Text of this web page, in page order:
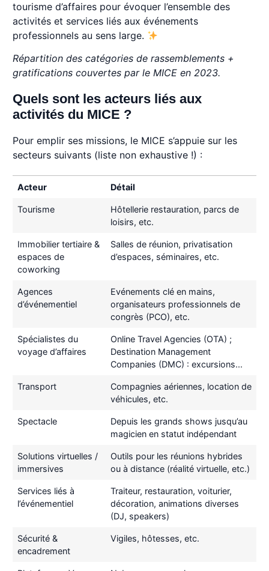
tourisme d’affaires pour évoquer l’ensemble des
activités et services liés aux événements
professionnels au sens large.
Répartition des catégories de rassemblements +
gratifications couvertes par le MICE en 2023.
Quels sont les acteurs liés aux
activités du MICE ?
Pour emplir ses missions, le MICE s’appuie sur les
secteurs suivants (liste non exhaustive !) :
Acteur
Détail
Acteur
Détail
Tourisme
Hôtellerie restauration, parcs de
loisirs, etc.
Immobilier tertiaire &
espaces de
coworking
Salles de réunion, privatisation
d’espaces, séminaires, etc.
Agences
d’événementiel
Evénements clé en mains,
organisateurs professionnels de
congrès (PCO), etc.
Spécialistes du
voyage d’affaires
Online Travel Agencies (OTA) ;
Destination Management
Companies (DMC) : excursions...
Transport
Compagnies aériennes, location de
véhicules, etc.
Spectacle
Depuis les grands shows jusqu’au
magicien en statut indépendant
Solutions virtuelles /
immersives
Outils pour les réunions hybrides
ou à distance (réalité virtuelle, etc.)
Services liés à
l’événementiel
Traiteur, restauration, voiturier,
décoration, animations diverses
(DJ, speakers)
Sécurité &
encadrement
Vigiles, hôtesses, etc.